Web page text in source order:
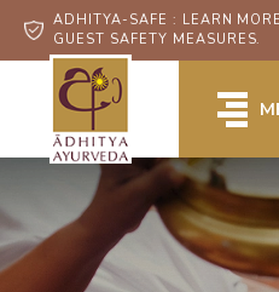
ADHITYA-SAFE : LEARN
GUEST SAFETY MEASURES.